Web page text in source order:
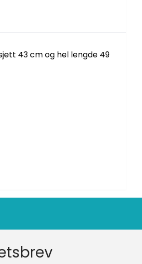
43 cm og hel lengde 49